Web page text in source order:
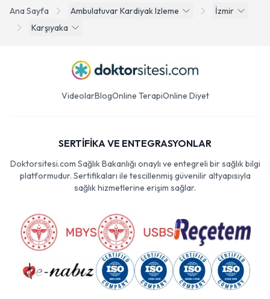
Ana Sayfa Ambulatuvar Kardiyak Izleme
İzmir
Karşıyaka
VideolarBlogOnline TerapiOnline Diyet
SERTİFİKA VE ENTEGRASYONLAR
Doktorsitesi.com Sağlık Bakanlığı onaylı ve entegreli bir sağlık bilgi
platformudur. Sertifikaları ile tescillenmiş güvenilir altyapısıyla
sağlık hizmetlerine erişim sağlar.